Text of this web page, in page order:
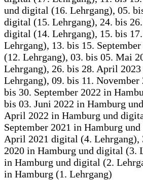
und digital (16. Lehrgang), 05.
digital (15. Lehrgang), 24. bis
digital (14. Lehrgang), 15. bis
Lehrgang), 13. bis 15.
(12. Lehrgang), 03. bis 05. Mai
Lehrgang), 26. bis 28. April
Lehrgang), 09. bis 11.
bis 30. September 2022 in
bis 03. Juni 2022 in Hamburg
April 2022 in Hamburg und
September 2021 in Hamburg
April 2021 digital (4. Lehrgang),
2020 in Hamburg und digital (3.
in Hamburg und digital (2.
in Hamburg (1. Lehrgang)